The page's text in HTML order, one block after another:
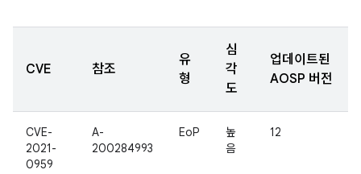
CVE 참조
유
형
심
각
도
업데이트된
AOSP 버전
CVE-
2021-
0959
A-
200284993
EoP
높
음
12